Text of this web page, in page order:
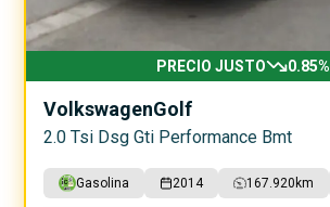
PRECIO JUSTO 0.85%
VolkswagenGolf
2.0 Tsi Dsg Gti Performance Bmt
Gasolina 2014 167.920 km